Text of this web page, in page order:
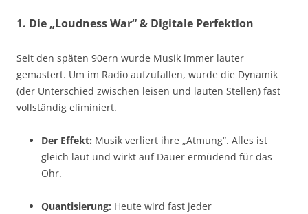
1. Die „Loudness War“ & Digitale Perfektion
Seit den späten 90ern wurde Musik immer lauter
gemastert. Um im Radio aufzufallen, wurde die Dynamik
(der Unterschied zwischen leisen und lauten Stellen) fast
vollständig eliminiert.
Der Effekt: Musik verliert ihre „Atmung“. Alles ist
gleich laut und wirkt auf Dauer ermüdend für das
Ohr.
Quantisierung: Heute wird fast jeder